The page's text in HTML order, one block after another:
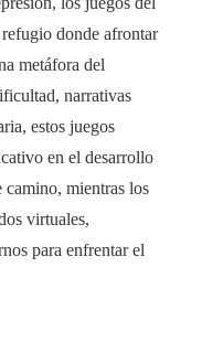
donde afrontar
metáfora del
narrativas
estos juegos
en el desarrollo
camino, mientras los
virtuales,
para enfrentar el